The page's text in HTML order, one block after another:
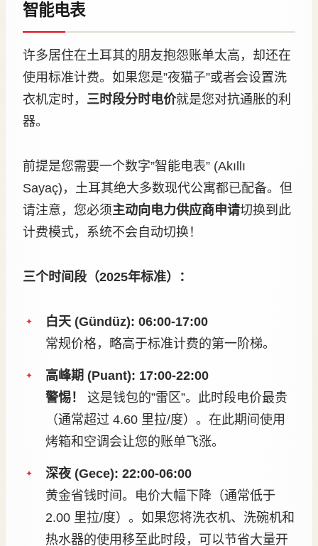
智能电表
许多居住在土耳其的朋友抱怨账单太高，却还在
使用标准计费。如果您是”夜猫子”或者会设置洗
衣机定时， 三时段分时电价就是您对抗通胀的利
器。
前提是您需要一个数字”智能电表” (Akıllı
Sayaç)，土耳其绝大多数现代公寓都已配备。但
请注意，您必须主动向电力供应商申请切换到此
计费模式，系统不会自动切换！
三个时间段（2025年标准）：
白天 (Gündüz): 06:00-17:00
常规价格，略高于标准计费的第一阶梯。
高峰期 (Puant): 17:00-22:00
警惕！
这是钱包的”雷区”。此时段电价最贵
（通常超过 4.60 里拉/度）。在此期间使用
烤箱和空调会让您的账单飞涨。
深夜 (Gece): 22:00-06:00
黄金省钱时间。电价大幅下降（通常低于
2.00 里拉/度）。如果您将洗衣机、洗碗机和
热水器的使用移至此时段，可以节省大量开